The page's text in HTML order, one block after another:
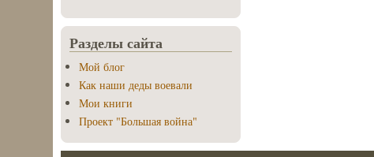
Разделы сайта
Мой блог
Как наши деды воевали
Мои книги
Проект "Большая война"